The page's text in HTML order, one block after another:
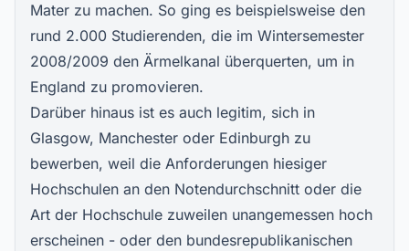
Mater zu machen. So ging es beispielsweise den
rund 2.000 Studierenden, die im Wintersemester
2008/2009 den Ärmelkanal überquerten, um in
England zu promovieren.
Darüber hinaus ist es auch legitim, sich in
Glasgow, Manchester oder Edinburgh zu
bewerben, weil die Anforderungen hiesiger
Hochschulen an den Notendurchschnitt oder die
Art der Hochschule zuweilen unangemessen hoch
erscheinen - oder den bundesrepublikanischen